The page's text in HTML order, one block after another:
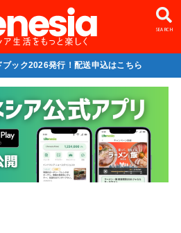
SEARCH
ック2026発行！配送申込はこちら